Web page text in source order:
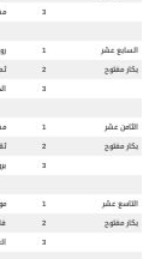
3
السابع عشر 1
بكار مفتوح
2
3
الثامن عشر 1
بكار مفتوح
2
3
التاسع عشر 1
بكار مفتوح
2
3